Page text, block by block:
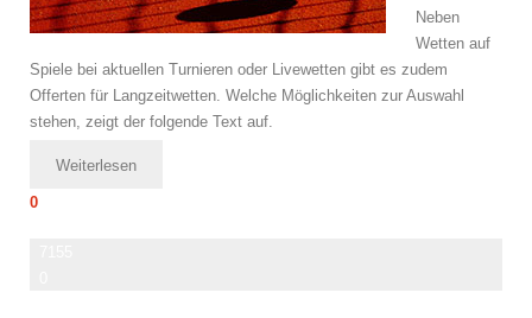
Neben
Wetten auf
Spiele bei aktuellen Turnieren oder Livewetten gibt es zudem
Offerten für Langzeitwetten. Welche Möglichkeiten zur Auswahl
stehen, zeigt der folgende Text auf.
Weiterlesen
0